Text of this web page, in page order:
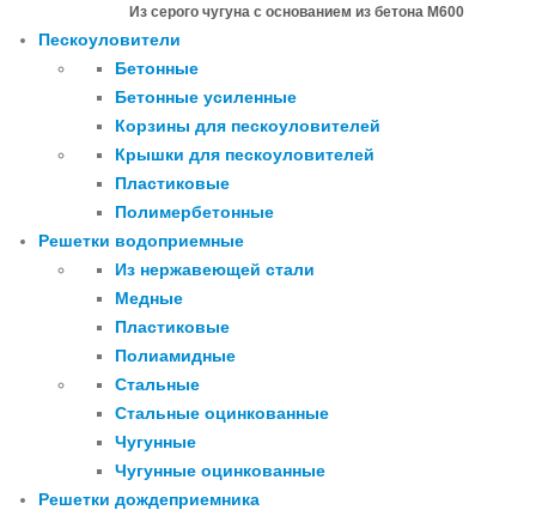
Из серого чугуна с основанием из бетона М600
Пескоуловители
Бетонные
Бетонные усиленные
Корзины для пескоуловителей
Крышки для пескоуловителей
Пластиковые
Полимербетонные
Решетки водоприемные
Из нержавеющей стали
Медные
Пластиковые
Полиамидные
Стальные
Стальные оцинкованные
Чугунные
Чугунные оцинкованные
Решетки дождеприемника